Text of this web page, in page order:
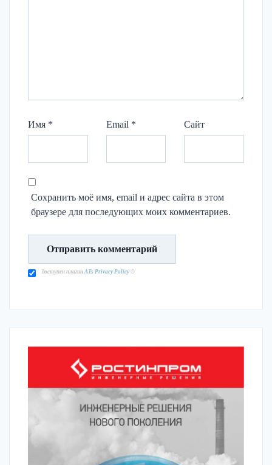
Имя * Email * Сайт
Сохранить моё имя, email и адрес сайта в этом
браузере для последующих моих комментариев.
доступен плагин ATs Privacy Policy ©